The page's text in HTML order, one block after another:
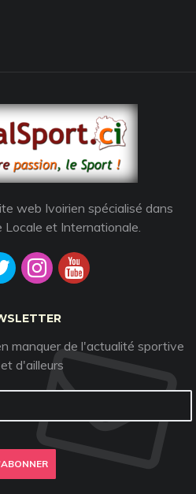
web Ivoirien spécialisé dans
et Internationale.
manquer de l'actualité sportive
d'ailleurs